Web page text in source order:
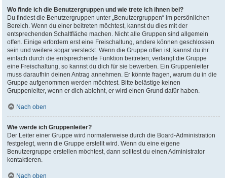
Wo finde ich die Benutzergruppen und wie trete ich ihnen bei?
Du findest die Benutzergruppen unter „Benutzergruppen“ im persönlichen
Bereich. Wenn du einer beitreten möchtest, kannst du dies mit der
entsprechenden Schaltfläche machen. Nicht alle Gruppen sind allgemein
offen. Einige erfordern erst eine Freischaltung, andere können geschlossen
sein und weitere sogar versteckt. Wenn die Gruppe offen ist, kannst du ihr
einfach durch die entsprechende Funktion beitreten; verlangt die Gruppe
eine Freischaltung, so kannst du dich für sie bewerben. Ein Gruppenleiter
muss daraufhin deinen Antrag annehmen. Er könnte fragen, warum du in die
Gruppe aufgenommen werden möchtest. Bitte belästige keinen
Gruppenleiter, wenn er dich ablehnt, er wird einen Grund dafür haben.
Nach oben
Wie werde ich Gruppenleiter?
Der Leiter einer Gruppe wird normalerweise durch die Board-Administration
festgelegt, wenn die Gruppe erstellt wird. Wenn du eine eigene
Benutzergruppe erstellen möchtest, dann solltest du einen Administrator
kontaktieren.
Nach oben